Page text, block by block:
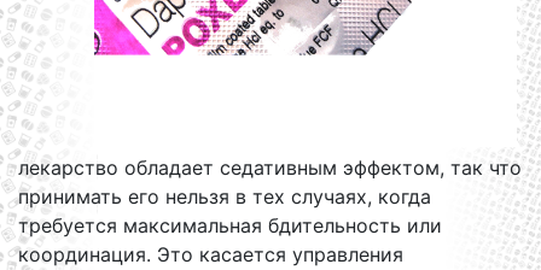
лекарство обладает седативным эффектом, так что
принимать его нельзя в тех случаях, когда
требуется максимальная бдительность или
координация. Это касается управления